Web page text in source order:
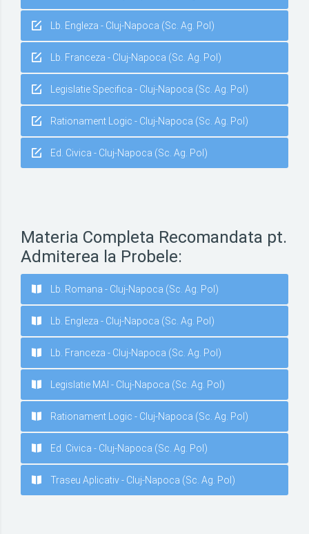
Lb. Engleza - Cluj-Napoca (Sc. Ag. Pol)
Lb. Franceza - Cluj-Napoca (Sc. Ag. Pol)
Legislatie Specifica - Cluj-Napoca (Sc. Ag. Pol)
Rationament Logic - Cluj-Napoca (Sc. Ag. Pol)
Ed. Civica - Cluj-Napoca (Sc. Ag. Pol)
Materia Completa Recomandata pt.
Admiterea la Probele:
Lb. Romana - Cluj-Napoca (Sc. Ag. Pol)
Lb. Engleza - Cluj-Napoca (Sc. Ag. Pol)
Lb. Franceza - Cluj-Napoca (Sc. Ag. Pol)
Legislatie MAI - Cluj-Napoca (Sc. Ag. Pol)
Rationament Logic - Cluj-Napoca (Sc. Ag. Pol)
Ed. Civica - Cluj-Napoca (Sc. Ag. Pol)
Traseu Aplicativ - Cluj-Napoca (Sc. Ag. Pol)